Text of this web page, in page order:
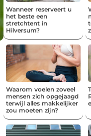
Wanneer reserveert u
het beste een
stretchtent in
Hilversum?
Waarom voelen zoveel
mensen zich opgejaagd
terwijl alles makkelijker
zou moeten zijn?